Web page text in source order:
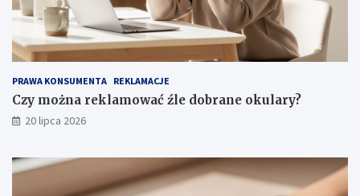
PRAWA KONSUMENTA REKLAMACJE
Czy można reklamować źle dobrane okulary?
20 lipca 2026